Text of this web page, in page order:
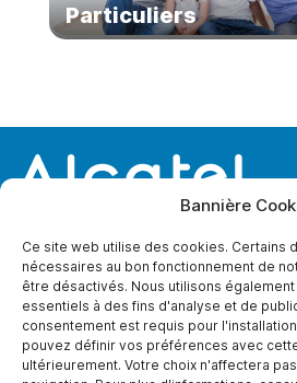
Bannière
Ce site web utilise des cookies. Certains
nécessaires au bon fonctionnement de
être désactivés. Nous utilisons
essentiels à des fins d'analyse et de
consentement est requis pour
pouvez définir vos préférences avec
ultérieurement. Votre choix n'affectera
Particuliers
A PROPOS DE
Qui sommes-
Contactez-